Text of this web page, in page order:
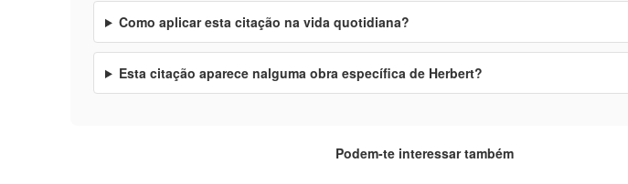
Como aplicar esta citação na vida quotidiana?
Esta citação aparece nalguma obra específica de Herbert?
Podem-te interessar também